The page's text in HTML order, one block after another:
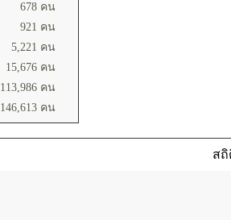
678 คน
921 คน
5,221 คน
15,676 คน
113,986 คน
146,613 คน
สถิ